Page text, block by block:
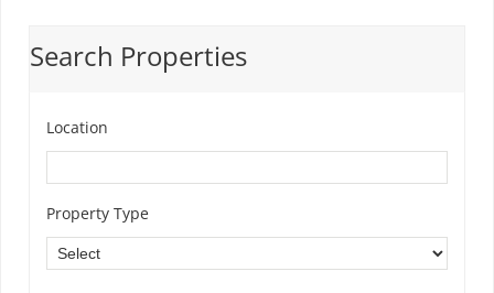
Search Properties
Location
Property Type